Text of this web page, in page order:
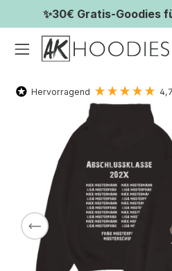
✨30€ Gratis-Goodies
Hervorragend 4,7